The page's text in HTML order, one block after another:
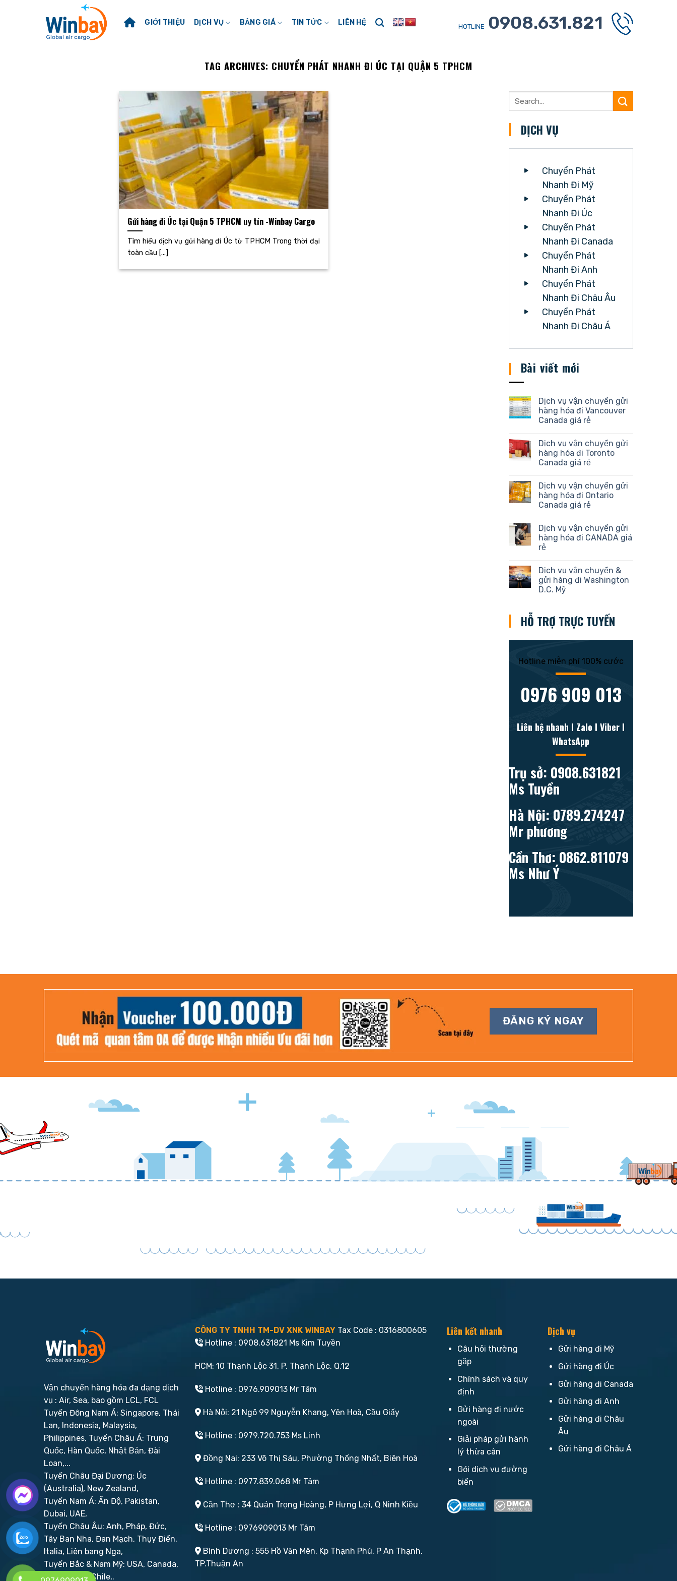
GIỚI THIỆU DỊCH VỤ BẢNG GIÁ TIN TỨC LIÊN HỆ HOTLINE 0908.631.821
TAG ARCHIVES: CHUYỂN PHÁT NHANH ĐI ÚC TẠI QUẬN 5 TPHCM
Gửi hàng đi Úc tại Quận 5 TPHCM uy tín -Winbay Cargo
Tìm hiểu dịch vụ gửi hàng đi Úc từ TPHCM Trong thời đại
toàn cầu [...]
DỊCH VỤ
Chuyển Phát
Nhanh Đi Mỹ
Chuyển Phát
Nhanh Đi Úc
Chuyển Phát
Nhanh Đi Canada
Chuyển Phát
Nhanh Đi Anh
Chuyển Phát
Nhanh Đi Châu Âu
Chuyển Phát
Nhanh Đi Châu Á
Bài viết mới
Dịch vụ vận chuyển gửi
hàng hóa đi Vancouver
Canada giá rẻ
Dịch vụ vận chuyển gửi
hàng hóa đi Toronto
Canada giá rẻ
Dịch vụ vận chuyển gửi
hàng hóa đi Ontario
Canada giá rẻ
Dịch vụ vận chuyển gửi
hàng hóa đi CANADA giá
rẻ
Dịch vụ vận chuyển &
gửi hàng đi Washington
D.C. Mỹ
HỖ TRỢ TRỰC TUYẾN
Hotline miễn phí 100% cước
0976 909 013
Liên hệ nhanh l Zalo l Viber l
WhatsApp
Trụ sở: 0908.631821
Ms Tuyền
Hà Nội: 0789.274247
Mr phương
Cần Thơ: 0862.811079
Ms Như Ý
ĐĂNG KÝ NGAY
Vận chuyển hàng hóa đa dạng dịch
vụ : Air, Sea, bao gồm LCL, FCL
Tuyến Đông Nam Á: Singapore, Thái
Lan, Indonesia, Malaysia,
Philippines, Tuyến Châu Á: Trung
Quốc, Hàn Quốc, Nhật Bản, Đài
Loan,...
Tuyến Châu Đại Dương: Úc
(Australia), New Zealand,
Tuyến Nam Á: Ấn Độ, Pakistan,
Dubai, UAE,
Tuyến Châu Âu: Anh, Pháp, Đức,
Tây Ban Nha, Đan Mạch, Thụy Điển,
Italia, Liên bang Nga,
Tuyến Bắc & Nam Mỹ: USA, Canada,
Brazil, Peru, Chile,.
CÔNG TY TNHH TM-DV XNK WINBAY Tax Code : 0316800605
Hotline : 0908.631821 Ms Kim Tuyền
HCM: 10 Thạnh Lộc 31, P. Thạnh Lộc, Q.12
Hotline : 0976.909013 Mr Tâm
Hà Nội: 21 Ngõ 99 Nguyễn Khang, Yên Hoà, Cầu Giấy
Hotline : 0979.720.753 Ms Linh
Đồng Nai: 233 Võ Thị Sáu, Phường Thống Nhất, Biên Hoà
Hotline : 0977.839.068 Mr Tâm
Cần Thơ : 34 Quản Trọng Hoàng, P Hưng Lợi, Q Ninh Kiều
Hotline : 0976909013 Mr Tâm
Bình Dương : 555 Hồ Văn Mên, Kp Thạnh Phú, P An Thạnh,
TP.Thuận An
Liên kết nhanh
Câu hỏi thường
gặp
Chính sách và quy
định
Gửi hàng đi nước
ngoài
Giải pháp gửi hành
lý thừa cân
Gói dịch vụ đường
biển
Dịch vụ
Gửi hàng đi Mỹ
Gửi hàng đi Úc
Gửi hàng đi Canada
Gửi hàng đi Anh
Gửi hàng đi Châu
Âu
Gửi hàng đi Châu Á